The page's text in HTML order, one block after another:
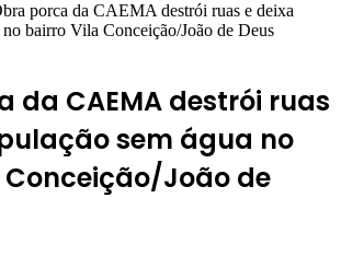
porca da CAEMA destrói ruas e deixa
bairro Vila Conceição/João de Deus
da CAEMA destrói ruas
sem água no
João de